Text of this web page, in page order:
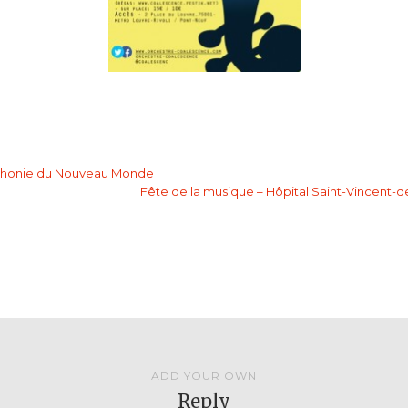
du Nouveau Monde
Fête de la musique – Hôpital Saint-Vincent-
ADD YOUR OWN
Reply